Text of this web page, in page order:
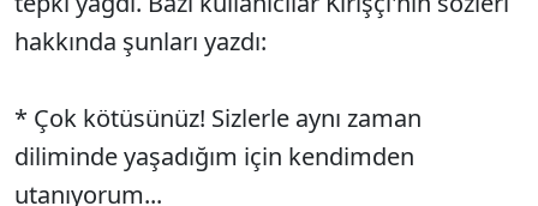
hakkında şunları yazdı:
* Çok kötüsünüz! Sizlerle aynı zaman
diliminde yaşadığım için kendimden
utanıyorum...